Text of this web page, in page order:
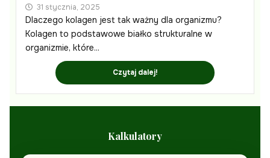
31 stycznia, 2025
Dlaczego kolagen jest tak ważny dla organizmu?
Kolagen to podstawowe białko strukturalne w
organizmie, które...
Czytaj dalej!
Kalkulatory